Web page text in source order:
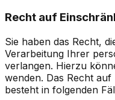
Recht auf
Sie haben das Recht,
Verarbeitung Ihrer
verlangen. Hierzu
wenden. Das Recht
besteht in folgenden